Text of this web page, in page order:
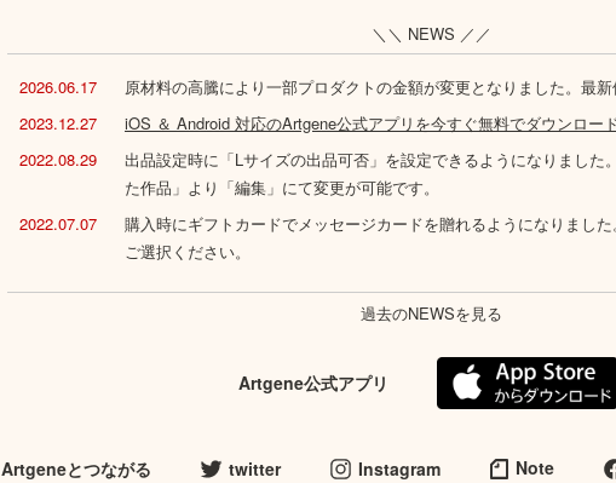
＼＼ NEWS ／／
2026.06.17 原材料の高騰により一部プロダクトの金額が変更となりました。最
2023.12.27
iOS ＆ Android 対応のArtgene公式アプリを今すぐ無料でダウンロー
2022.08.29
出品設定時に「Lサイズの出品可否」を設定できるようになりました
た作品」より「編集」にて変更が可能です。
2022.07.07
購入時にギフトカードでメッセージカードを贈れるようになりまし
ご選択ください。
過去のNEWSを見る
Artgene公式アプリ
Artgeneとつながる twitter Instagram Note